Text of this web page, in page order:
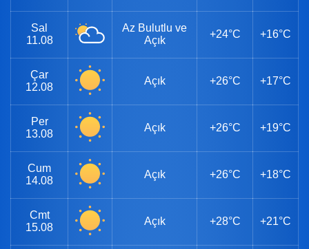
Sal
11.08
Az Bulutlu ve
Açık
+24°C +16°C
Çar
12.08
Açık +26°C +17°C
Per
13.08
Açık +26°C +19°C
Cum
14.08
Açık +26°C +18°C
Cmt
15.08
Açık +28°C +21°C